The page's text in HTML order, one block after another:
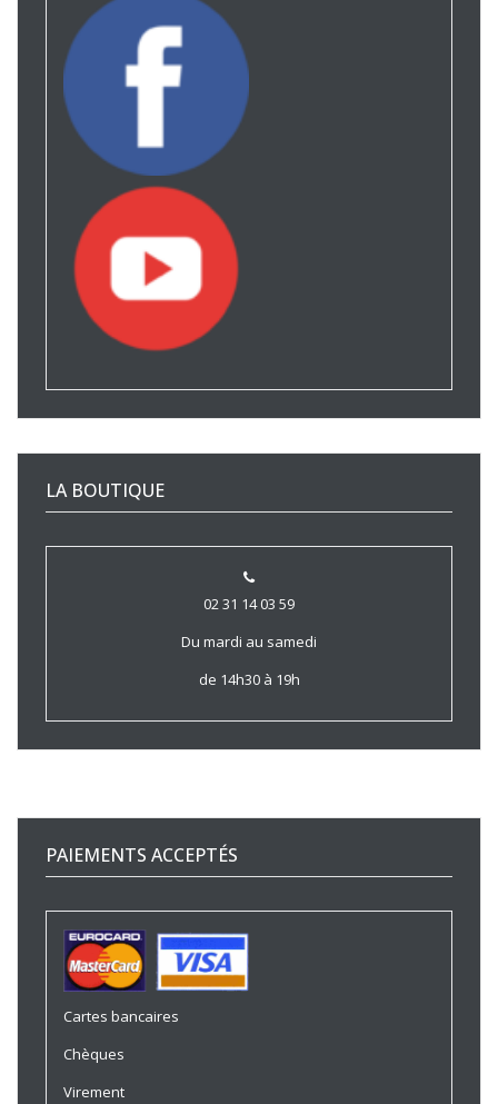
LA BOUTIQUE
02 31 14 03 59
Du mardi au samedi
de 14h30 à 19h
PAIEMENTS ACCEPTÉS
Cartes bancaires
Chèques
Virement